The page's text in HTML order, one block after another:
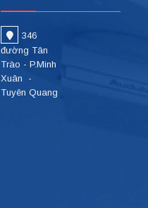
346
đường Tân
Trào - P.Minh
Xuân -
Tuyên Quang